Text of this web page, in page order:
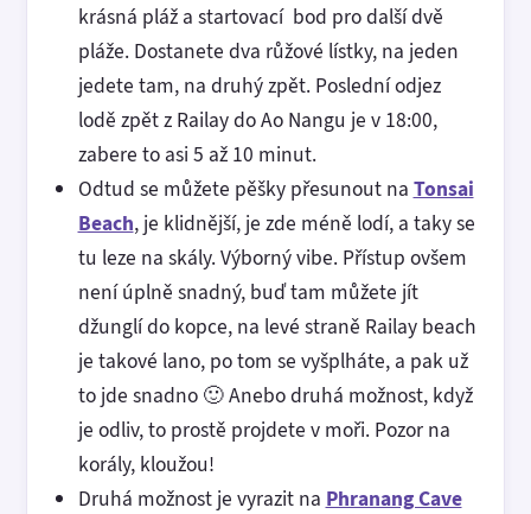
krásná pláž a startovací bod pro další dvě
pláže. Dostanete dva růžové lístky, na jeden
jedete tam, na druhý zpět. Poslední odjez
lodě zpět z Railay do Ao Nangu je v 18:00,
zabere to asi 5 až 10 minut.
Odtud se můžete pěšky přesunout na Tonsai
Beach, je klidnější, je zde méně lodí, a taky se
tu leze na skály. Výborný vibe. Přístup ovšem
není úplně snadný, buď tam můžete jít
džunglí do kopce, na levé straně Railay beach
je takové lano, po tom se vyšplháte, a pak už
to jde snadno 🙂 Anebo druhá možnost, když
je odliv, to prostě projdete v moři. Pozor na
korály, kloužou!
Druhá možnost je vyrazit na Phranang Cave